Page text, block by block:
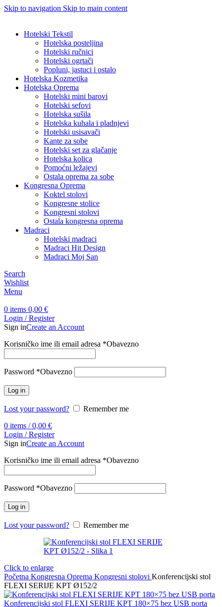
Skip to navigation Skip to main content
Hotelski Tekstil
Hotelska posteljina
Hotelski ručnici
Hotelski ogrtači
Popluni, jastuci i ostalo
Hotelska Kozmetika
Hotelska Oprema
Hotelski mini barovi
Hotelski sefovi
Hotelska sušila
Hotelska kuhala i pladnjevi
Hotelski usisavači
Kante za sobe
Hotelski set za glačanje
Hotelska kolica
Pomoćni ležajevi
Ostala oprema za sobe
Kongresna Oprema
Koktel stolovi
Kongresne stolice
Kongresni stolovi
Ostala kongresna oprema
Madraci
Hotelski madraci
Madraci Hit Design
Madraci Moj San
Search
Wishlist
Menu
0 items 0,00 €
Login / Register
Sign inCreate an Account
Korisničko ime ili email adresa *Obavezno
Password *Obavezno
Log in
Lost your password?
Remember me
0 items / 0,00 €
Login / Register
Sign inCreate an Account
Korisničko ime ili email adresa *Obavezno
Password *Obavezno
Log in
Lost your password? Remember me
Click to enlarge
Početna Kongresna Oprema Kongresni stolovi Konferencijski stol
FLEXI SERIJE KPT Ø152/2
Konferencijski stol FLEXI SERIJE KPT 180×75 bez USB porta